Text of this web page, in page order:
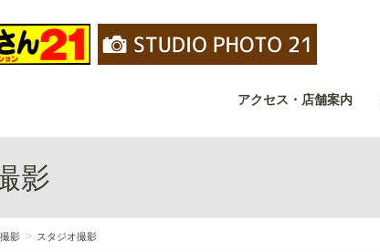
アクセス・店舗案内
影
影 スタジオ撮影